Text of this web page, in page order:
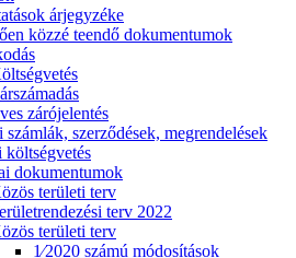
árjegyzéke
közzé teendő dokumentumok
zárójelentés
számlák, szerződések, megrendelések
költségvetés
dokumentumok
területi terv
terv 2022
területi terv
1⁄2020 számú módosítások